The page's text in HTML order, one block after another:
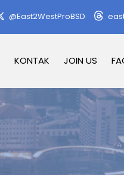
@East2WestProBSD
KONTAK JOIN US